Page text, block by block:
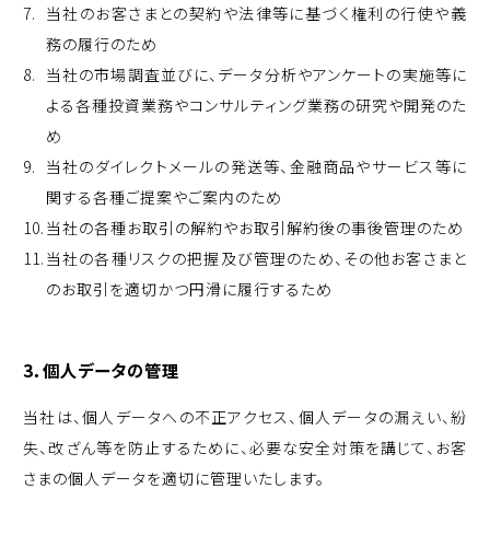
当社のお客さまとの契約や法律等に基づく権利の行使や義
務の履行のため
当社の市場調査並びに、データ分析やアンケートの実施等に
よる各種投資業務やコンサルティング業務の研究や開発のた
め
当社のダイレクトメールの発送等、金融商品やサービス等に
関する各種ご提案やご案内のため
当社の各種お取引の解約やお取引解約後の事後管理のため
当社の各種リスクの把握及び管理のため、その他お客さまと
のお取引を適切かつ円滑に履行するため
3．個人データの管理
当社は、個人データへの不正アクセス、個人データの漏えい、紛
失、改ざん等を防止するために、必要な安全対策を講じて、お客
さまの個人データを適切に管理いたします。